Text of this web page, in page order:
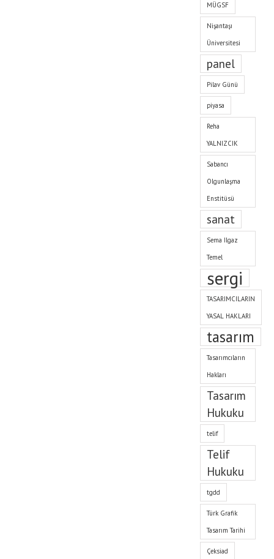
MÜGSF
Nişantaşı
Üniversitesi
panel
Pilav Günü
piyasa
Reha
YALNIZCIK
Sabancı
Olgunlaşma
Enstitüsü
sanat
Sema Ilgaz
Temel
sergi
TASARIMCILARIN
YASAL HAKLARI
tasarım
Tasarımcıların
Hakları
Tasarım
Hukuku
telif
Telif
Hukuku
tgdd
Türk Grafik
Tasarım Tarihi
Çeksiad